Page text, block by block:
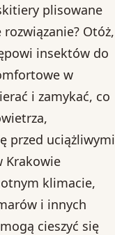
plisowane
Otóż,
insektów do
w
i zamykać, co
przed uciążliwymi
Krakowie
klimacie,
i innych
cieszyć się